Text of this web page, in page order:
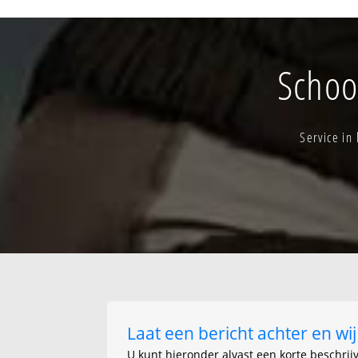
Blauwpoort
Damkouters
De dompels
Deerlijkstraat
Desselgem-kern
Gewereput
Service
Laat een bericht achter en
U kunt hieronder alvast een korte